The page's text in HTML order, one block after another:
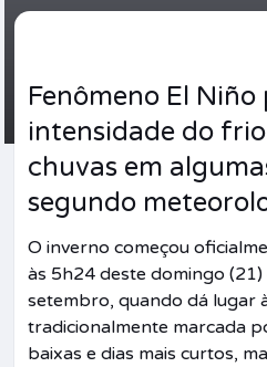
Fenômeno El
intensidade do
chuvas em
segundo
O inverno começou
às 5h24 deste domingo (21)
setembro, quando dá lugar
tradicionalmente marcada
baixas e dias mais curtos,